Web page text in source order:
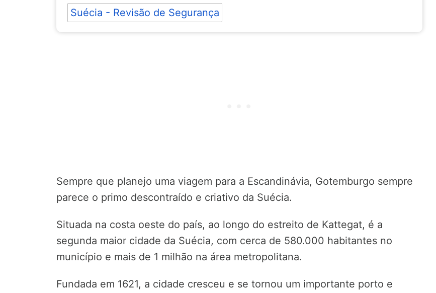
Suécia - Revisão de Segurança
Sempre que planejo uma viagem para a Escandinávia, Gotemburgo sempre
parece o primo descontraído e criativo da Suécia.
Situada na costa oeste do país, ao longo do estreito de Kattegat, é a
segunda maior cidade da Suécia, com cerca de 580.000 habitantes no
município e mais de 1 milhão na área metropolitana.
Fundada em 1621, a cidade cresceu e se tornou um importante porto e